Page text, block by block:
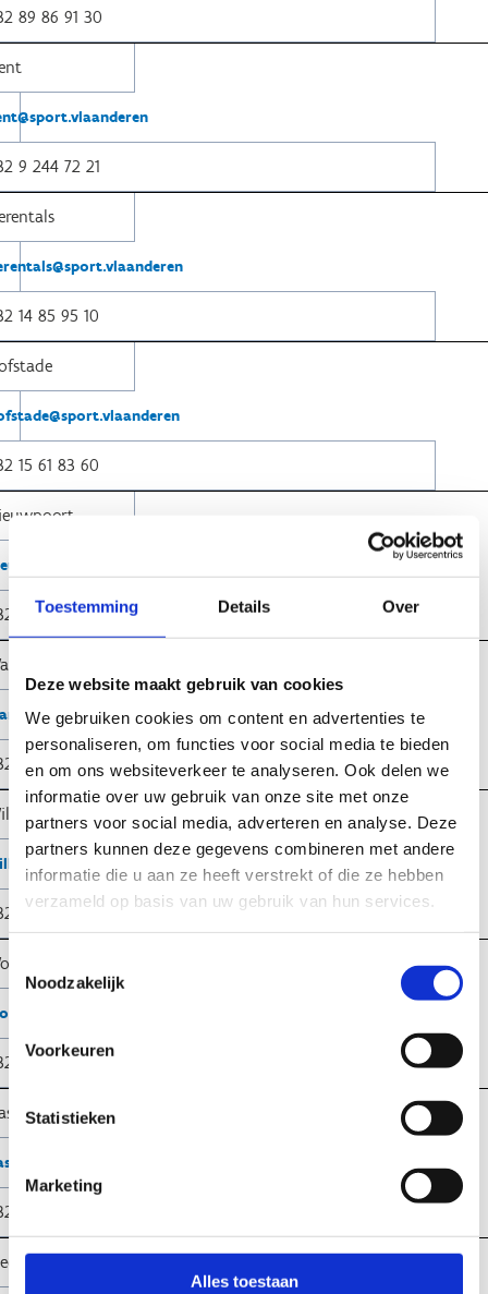
Toestemming Details Over
Deze website maakt gebruik van cookies
We gebruiken cookies om content en advertenties te
personaliseren, om functies voor social media te bieden
en om ons websiteverkeer te analyseren. Ook delen we
informatie over uw gebruik van onze site met onze
partners voor social media, adverteren en analyse. Deze
partners kunnen deze gegevens combineren met andere
informatie die u aan ze heeft verstrekt of die ze hebben
verzameld op basis van uw gebruik van hun services.
Toestemmingsselectie
Noodzakelijk
Voorkeuren
Statistieken
Marketing
Alles toestaan
89 86 91 30
9 244 72 21
14 85 95 10
15 61 83 60
58 23 58 91
56 60 14 44
3 860 78 40
51 50 15 17
11 30 80 00